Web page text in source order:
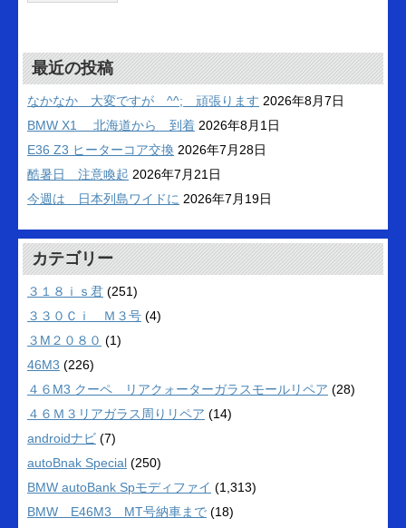
最近の投稿
なかなか 大変ですが ^^; 頑張ります 2026年8月7日
BMW X1 北海道から 到着 2026年8月1日
E36 Z3 ヒーターコア交換 2026年7月28日
酷暑日 注意喚起 2026年7月21日
今週は 日本列島ワイドに 2026年7月19日
カテゴリー
３１８ｉｓ君 (251)
３３０Ｃｉ Ｍ３号 (4)
３M２０８０ (1)
46M3 (226)
４６M3 クーペ リアクォーターガラスモールリペア (28)
４６Ｍ３リアガラス周りリペア (14)
androidナビ (7)
autoBnak Special (250)
BMW autoBank Spモディファイ (1,313)
BMW E46M3 MT号納車まで (18)